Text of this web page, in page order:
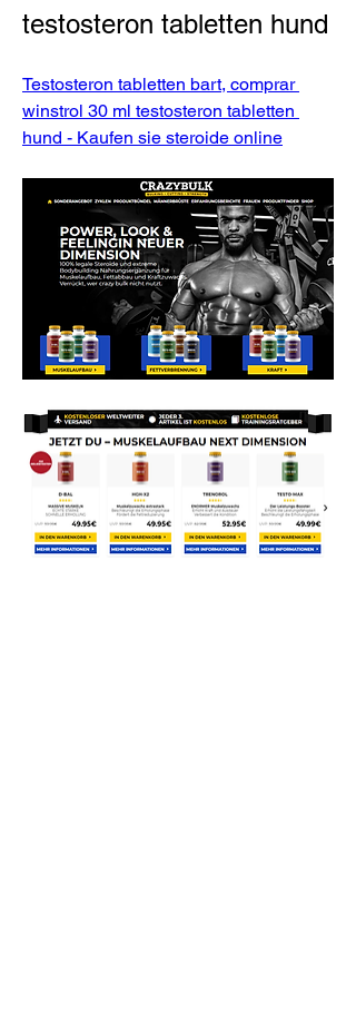
testosteron tabletten hund
Testosteron tabletten bart, comprar
winstrol 30 ml testosteron tabletten
hund - Kaufen sie steroide online